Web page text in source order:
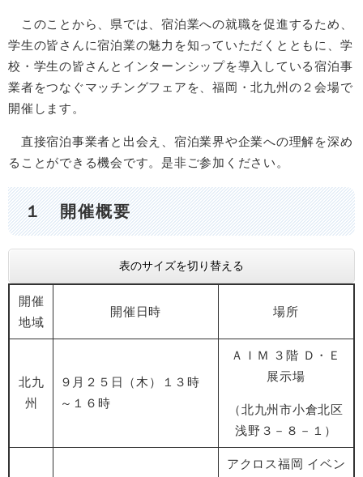
このことから、県では、宿泊業への就職を促進するため、
学生の皆さんに宿泊業の魅力を知っていただくとともに、学
校・学生の皆さんとインターンシップを導入している宿泊事
業者をつなぐマッチングフェアを、福岡・北九州の２会場で
開催します。
直接宿泊事業者と出会え、宿泊業界や企業への理解を深め
ることができる機会です。是非ご参加ください。
１ 開催概要
表のサイズを切り替える
開催
地域
開催日時 場所
北九
州
９月２５日（木）１３時
～１６時
ＡＩＭ ３階 Ｄ・Ｅ
展示場
（北九州市小倉北区
浅野３－８－１）
アクロス福岡 イベン